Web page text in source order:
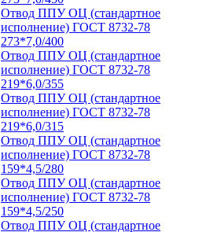
Отвод ППУ ОЦ (стандартное
исполнение) ГОСТ 8732-78
273*7,0/400
Отвод ППУ ОЦ (стандартное
исполнение) ГОСТ 8732-78
219*6,0/355
Отвод ППУ ОЦ (стандартное
исполнение) ГОСТ 8732-78
219*6,0/315
Отвод ППУ ОЦ (стандартное
исполнение) ГОСТ 8732-78
159*4,5/280
Отвод ППУ ОЦ (стандартное
исполнение) ГОСТ 8732-78
159*4,5/250
Отвод ППУ ОЦ (стандартное